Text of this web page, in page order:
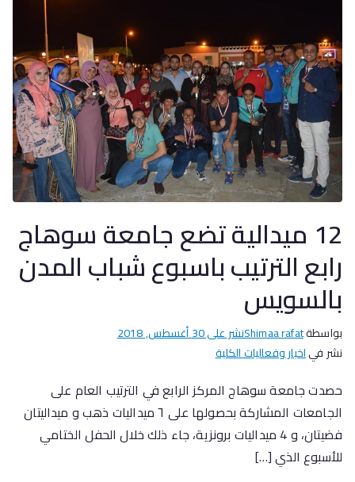
12 ميدالية تضع جامعة سوهاج
رابع الترتيب باسبوع شباب المدن
بالسويس
بواسطةShimaa rafatنشر على30 أغسطس, 2018
نشر فياخبار وفعاليات الكلية
حصدت جامعة سوهاج المركز الرابع في الترتيب العام على
الجامعات المشاركة بحصولها على ٦ ميداليات ذهب و ميداليتان
فضيتان، و 4 ميداليات برونزية، جاء ذلك خلال الحفل الختامي
للأسبوع الذي […]